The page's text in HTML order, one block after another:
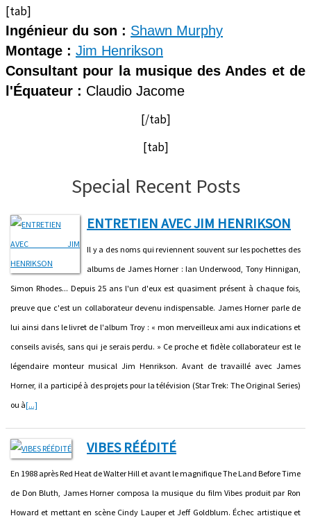
[tab]
Ingénieur du son : Shawn Murphy
Montage : Jim Henrikson
Consultant pour la musique des Andes et de
l'Équateur : Claudio Jacome
[/tab]
[tab]
Special Recent Posts
ENTRETIEN AVEC JIM HENRIKSON
Il y a des noms qui reviennent souvent sur les pochettes des
albums de James Horner : Ian Underwood, Tony Hinnigan,
Simon Rhodes... Depuis 25 ans l'un d'eux est quasiment présent à chaque fois,
preuve que c'est un collaborateur devenu indispensable. James Horner parle de
lui ainsi dans le livret de l'album Troy : « mon merveilleux ami aux indications et
conseils avisés, sans qui je serais perdu. » Ce proche et fidèle collaborateur est le
légendaire monteur musical Jim Henrikson. Avant de travaillé avec James
Horner, il a participé à des projets pour la télévision (Star Trek: The Original Series)
ou à[...]
VIBES RÉÉDITÉ
En 1988 après Red Heat de Walter Hill et avant le magnifique The Land Before Time
de Don Bluth, James Horner composa la musique du film Vibes produit par Ron
Howard et mettant en scène Cindy Lauper et Jeff Goldblum. Échec artistique et